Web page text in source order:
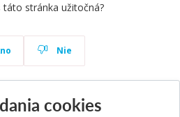
táto stránka užitočná?
Nie
cookies